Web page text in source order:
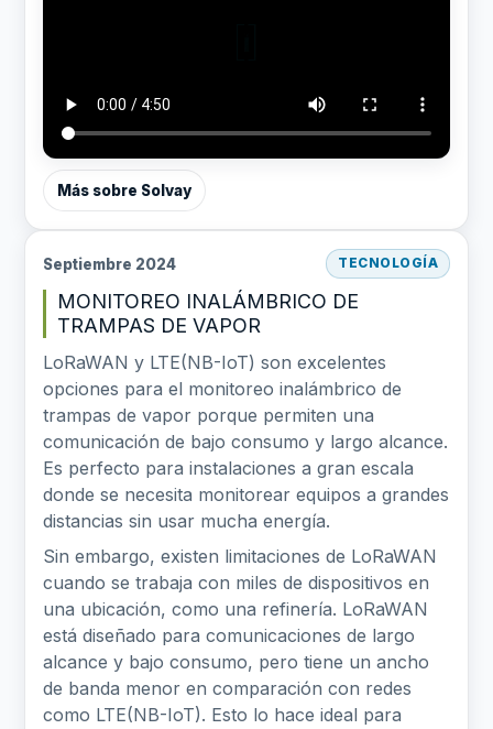
Más sobre Solvay
Septiembre 2024 TECNOLOGÍA
MONITOREO INALÁMBRICO DE
TRAMPAS DE VAPOR
LoRaWAN y LTE(NB-IoT) son excelentes
opciones para el monitoreo inalámbrico de
trampas de vapor porque permiten una
comunicación de bajo consumo y largo alcance.
Es perfecto para instalaciones a gran escala
donde se necesita monitorear equipos a grandes
distancias sin usar mucha energía.
Sin embargo, existen limitaciones de LoRaWAN
cuando se trabaja con miles de dispositivos en
una ubicación, como una refinería. LoRaWAN
está diseñado para comunicaciones de largo
alcance y bajo consumo, pero tiene un ancho
de banda menor en comparación con redes
como LTE(NB-IoT). Esto lo hace ideal para